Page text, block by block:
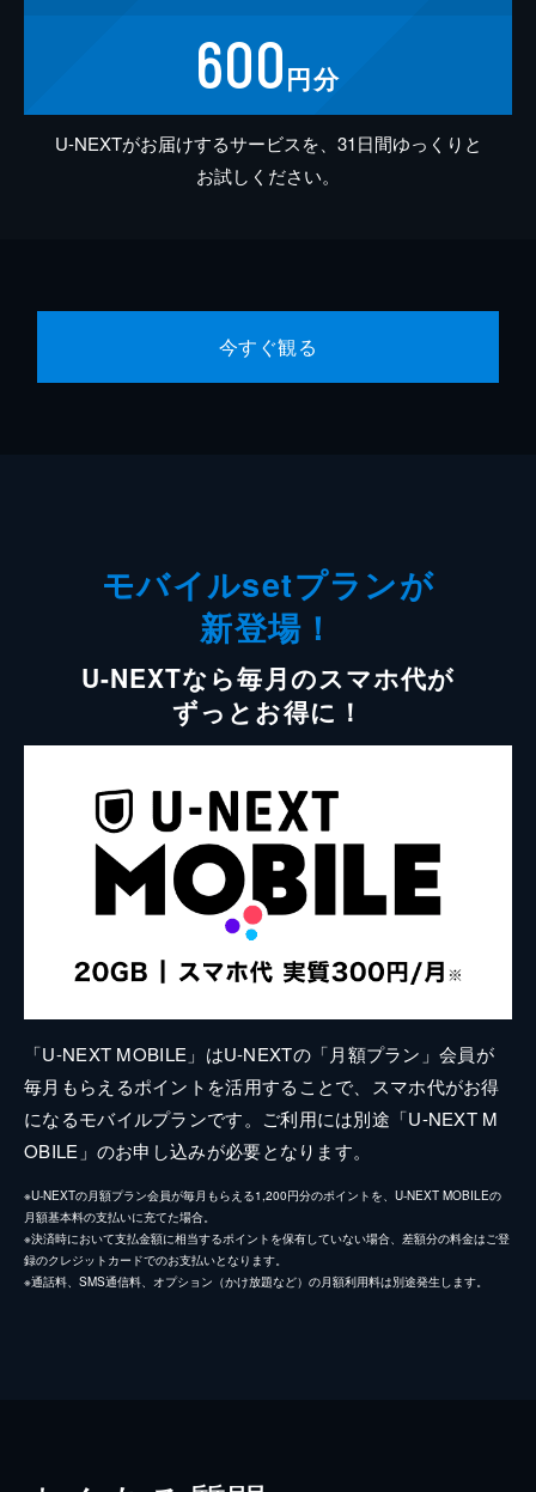
600円分
U-NEXTがお届けするサービスを、31日間ゆっくりと
お試しください。
今すぐ観る
モバイルsetプランが
新登場！
U-NEXTなら毎月のスマホ代が
ずっとお得に！
「U-NEXT MOBILE」はU-NEXTの「月額プラン」会員が
毎月もらえるポイントを活用することで、スマホ代がお得
になるモバイルプランです。ご利用には別途「U-NEXT M
OBILE」のお申し込みが必要となります。
※U-NEXTの月額プラン会員が毎月もらえる1,200円分のポイントを、U-NEXT MOBILEの
月額基本料の支払いに充てた場合。
※決済時において支払金額に相当するポイントを保有していない場合、差額分の料金はご登
録のクレジットカードでのお支払いとなります。
※通話料、SMS通信料、オプション（かけ放題など）の月額利用料は別途発生します。